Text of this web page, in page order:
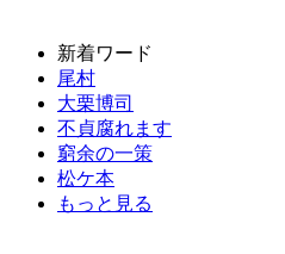
新着ワード
尾村
大栗博司
不貞腐れます
窮余の一策
松ケ本
もっと見る